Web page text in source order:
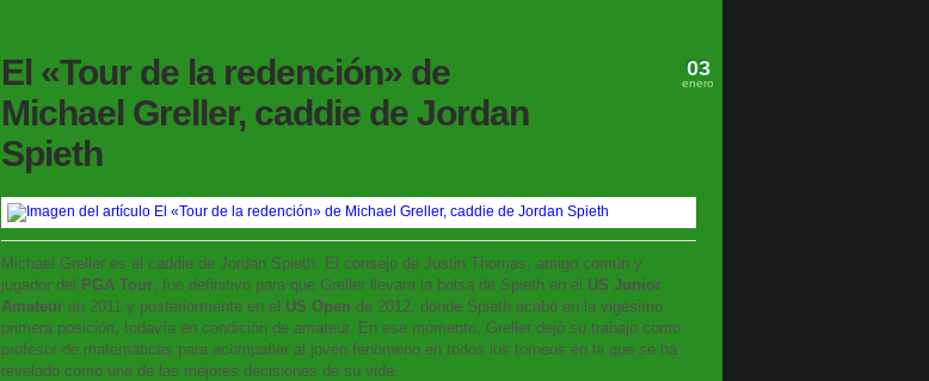
El «Tour de la redención» de
Michael Greller, caddie de Jordan
Spieth
03
enero
Michael Greller es el caddie de Jordan Spieth. El consejo de Justin Thomas, amigo común y
jugador del
PGA Tour, fue definitivo para que Greller llevara la bolsa de Spieth en el US Junior
Amateur en 2011 y posteriormente en el US Open de 2012, donde Spieth acabó en la vigésimo
primera posición, todavía en condición de amateur. En ese momento, Greller dejó su trabajo como
profesor de matemáticas para acompañar al joven fenómeno en todos los torneos en la que se ha
revelado como una de las mejores decisiones de su vida.